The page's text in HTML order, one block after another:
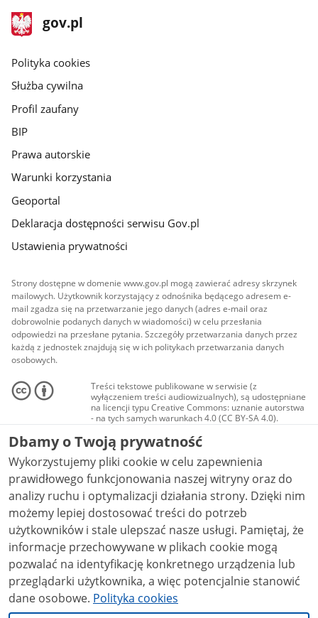
stopka
gov.pl
Strona
gov.pl
gov.pl
Polityka cookies
Służba cywilna
Profil zaufany
BIP
Prawa autorskie
Warunki korzystania
Geoportal
Deklaracja dostępności serwisu Gov.pl
Ustawienia prywatności
Strony dostępne w domenie www.gov.pl mogą zawierać adresy skrzynek
mailowych. Użytkownik korzystający z odnośnika będącego adresem e-
mail zgadza się na przetwarzanie jego danych (adres e-mail oraz
dobrowolnie podanych danych w wiadomości) w celu przesłania
odpowiedzi na przesłane pytania. Szczegóły przetwarzania danych przez
każdą z jednostek znajdują się w ich politykach przetwarzania danych
osobowych.
Treści tekstowe publikowane w serwisie (z
wyłączeniem treści audiowizualnych), są udostępniane
na licencji typu Creative Commons: uznanie autorstwa
- na tych samych warunkach 4.0 (CC BY-SA 4.0).
Materiały audiowizualne, w tym zdjęcia, materiały
audio i wideo, są udostępniane na licencji typu
Creative Commons: uznanie autorstwa użycie
niekomercyjne - bez utworów zależnych 4.0 (CC BY-
NC-ND 4.0), o ile nie jest to stwierdzone inaczej.
Dbamy o Twoją prywatność
Wykorzystujemy pliki cookie w celu zapewnienia
prawidłowego funkcjonowania naszej witryny oraz do
analizy ruchu i optymalizacji działania strony. Dzięki nim
możemy lepiej dostosować treści do potrzeb
użytkowników i stale ulepszać nasze usługi. Pamiętaj, że
informacje przechowywane w plikach cookie mogą
pozwalać na identyfikację konkretnego urządzenia lub
przeglądarki użytkownika, a więc potencjalnie stanowić
dane osobowe. Polityka cookies